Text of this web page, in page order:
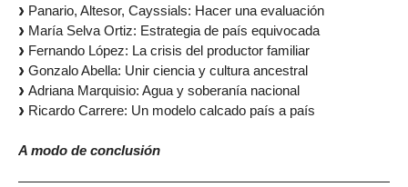
Panario, Altesor, Cayssials: Hacer una evaluación
María Selva Ortiz: Estrategia de país equivocada
Fernando López: La crisis del productor familiar
Gonzalo Abella: Unir ciencia y cultura ancestral
Adriana Marquisio: Agua y soberanía nacional
Ricardo Carrere: Un modelo calcado país a país
A modo de conclusión